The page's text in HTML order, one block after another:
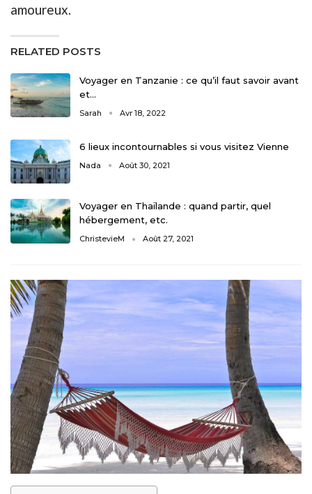
amoureux.
RELATED POSTS
Voyager en Tanzanie : ce qu’il faut savoir avant
et…
Sarah Avr 18, 2022
6 lieux incontournables si vous visitez Vienne
Nada Août 30, 2021
Voyager en Thaïlande : quand partir, quel
hébergement, etc.
ChristevieM Août 27, 2021